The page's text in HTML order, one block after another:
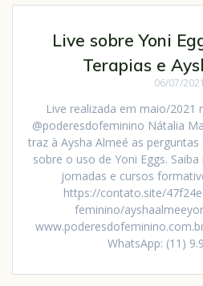
Live sobre Yoni
Terapias e
06/07/2021
Live realizada em maio/2021
@poderesdofeminino Nátalia
traz à Aysha Almeé as
sobre o uso de Yoni Eggs.
jornadas e cursos
https://contato.site/
feminino/
WhatsApp: (11)